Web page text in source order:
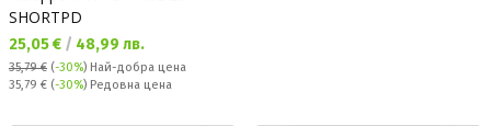
SHORTPD
Текуща цена:
25,05 € / 48,99 лв.
35,79 € (-30%) Най-добра цена
Редовна цена:
35,79 € (-30%) Редовна цена